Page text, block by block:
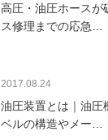
高圧・油圧ホースが
ス修理までの応急…
2017.08.24
油圧装置とは｜油圧
ベルの構造やメー…